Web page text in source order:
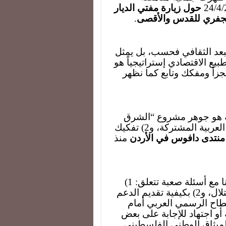
حول زيارة مفتي الديار
للقدس والأقصى.
الثقافي فحسب، بل يمثل
الاقتصادي إستراتيجياً هو
ومفكك وتابع كما نظهر
هو جوهر مشروع “الشرق
أوسطية” القائم على: 1) شطب هوية المنطقة العربية المشتركة، و2) تفكيك
دافوس في الأردن منذ
أما بعد، فإن كل ما سبق من أحكام مبدئية يتركنا مع أسئلة صعبة تتعلق: 1)
بوضع أهلنا في فلسطين والجولان في ظل الاحتلال، و2) بكيفية تقديم الدعم
الرسمي العربي أمام
أو اجتهاد للإجابة على بعض